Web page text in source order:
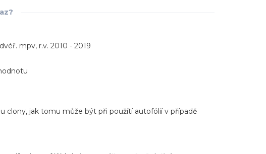
mpv, r.v. 2010 - 2019
clony, jak tomu může být při použítí autofólií v případě